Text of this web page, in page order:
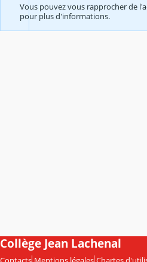
Vous pouvez vous rapprocher de
pour plus d'informations.
Collège Jean Lachenal